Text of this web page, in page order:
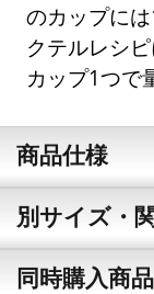
のカップに
クテルレシ
カップ1つで
商品仕様
別サイズ・
同時購入商品